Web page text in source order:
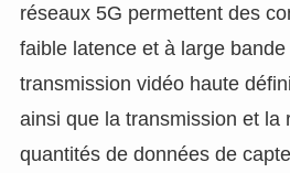
réseaux 5G permettent des
faible latence et à large
transmission vidéo haute
ainsi que la transmission et la
quantités de données de